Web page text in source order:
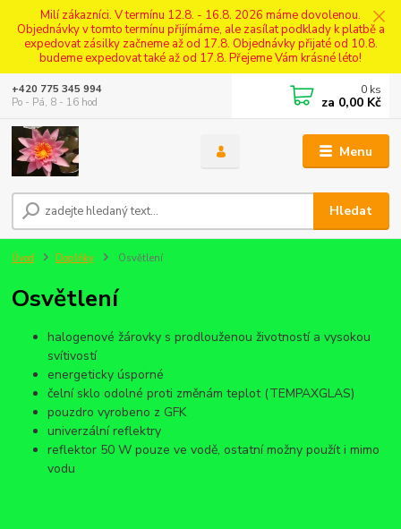
Milí zákazníci. V termínu 12.8. - 16.8. 2026 máme dovolenou.
Objednávky v tomto termínu přijímáme, ale zasílat podklady k platbě a
expedovat zásilky začneme až od 17.8. Objednávky přijaté od 10.8.
budeme expedovat také až od 17.8. Přejeme Vám krásné léto!
Menu
Hledat
+420 775 345 994
Po - Pá, 8 - 16 hod
0 ks
za 0,00 Kč
Úvod Doplňky Osvětlení
Osvětlení
halogenové žárovky s prodlouženou životností a vysokou
svítivostí
energeticky úsporné
čelní sklo odolné proti změnám teplot (TEMPAXGLAS)
pouzdro vyrobeno z GFK
univerzální reflektry
reflektor 50 W pouze ve vodě, ostatní možny použít i mimo
vodu